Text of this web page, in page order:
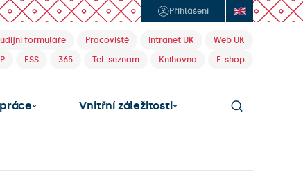
Přihlášení
formuláře Pracoviště Intranet UK
Web UK
ESS 365 Tel. seznam Knihovna E-shop
Vnitřní záležitosti